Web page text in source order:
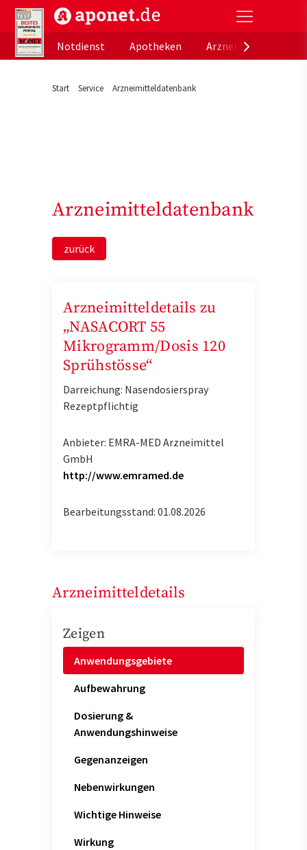
aponet.de - Das offizielle Gesundheitsportal der
Notdienst
Apotheken
Start Service Arzneimitteldatenbank
Arzneimitteldatenbank
zurück
Arzneimitteldetails zu
„NASACORT 55
Mikrogramm/Dosis 120
Sprühstösse“
Darreichung: Nasendosierspray
Rezeptpflichtig
Anbieter: EMRA-MED Arzneimittel
GmbH
http://www.emramed.de
Bearbeitungsstand: 01.08.2026
Arzneimitteldetails
Zeigen
Anwendungsgebiete
Aufbewahrung
Dosierung &
Anwendungshinweise
Gegenanzeigen
Nebenwirkungen
Wichtige Hinweise
Wirkung